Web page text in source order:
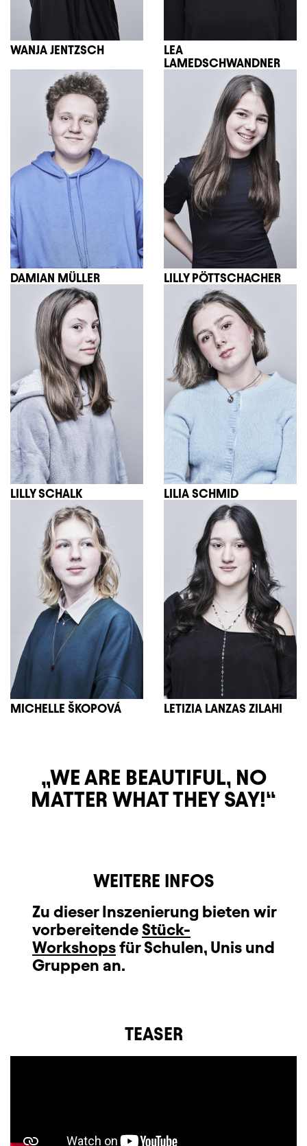
WANJA JENTZSCH
LEA
LAMEDSCHWANDNER
DAMIAN MÜLLER LILLY PÖTTSCHACHER
LILLY SCHALK LILIA SCHMID
MICHELLE ŠKOPOVÁ LETIZIA LANZAS ZILAHI
WE ARE BEAUTIFUL, NO
MATTER WHAT THEY SAY!
WEITERE INFOS
Zu dieser Inszenierung bieten wir
vorbereitende Stück-
Workshopsfür Schulen, Unis und
Gruppen an.
TEASER